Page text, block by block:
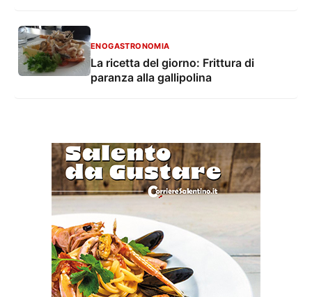
ENOGASTRONOMIA
La ricetta del giorno: Frittura di
paranza alla gallipolina